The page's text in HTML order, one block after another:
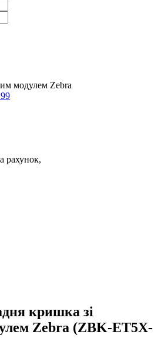
модулем Zebra
рахунок,
кришка зі
Zebra (ZBK-ET5X-